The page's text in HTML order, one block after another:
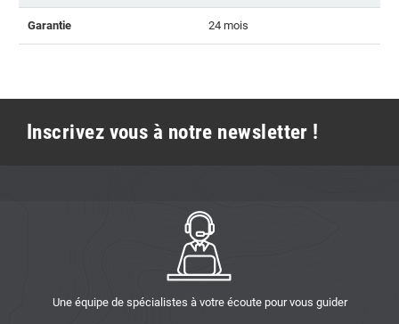
Garantie 24 mois
Inscrivez vous à notre newsletter !
Une équipe de spécialistes à votre écoute pour vous guider